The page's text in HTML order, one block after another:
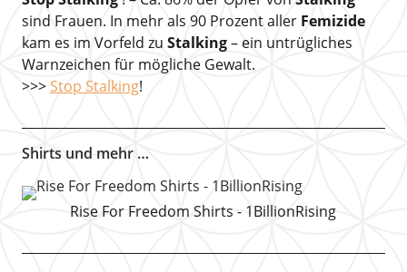
sind Frauen. In mehr als 90 Prozent aller Femizide
kam es im Vorfeld zu Stalking– ein untrügliches
Warnzeichen für mögliche Gewalt.
>>> Stop Stalking!
Shirts und mehr …
Rise For Freedom Shirts - 1BillionRising